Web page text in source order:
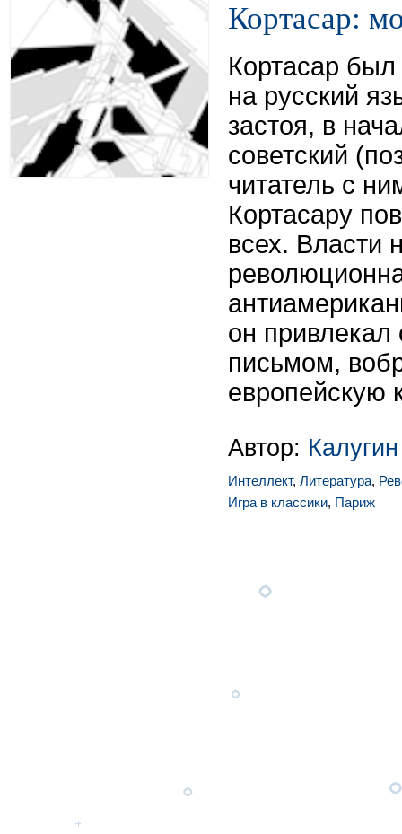
Кортасар:
Кортасар
на русский
застоя, в
советский
читатель с
Кортасару
всех. Власти
он
письмом,
европейскую
Автор:
Интеллект, Литература,
Игра в классики, Париж